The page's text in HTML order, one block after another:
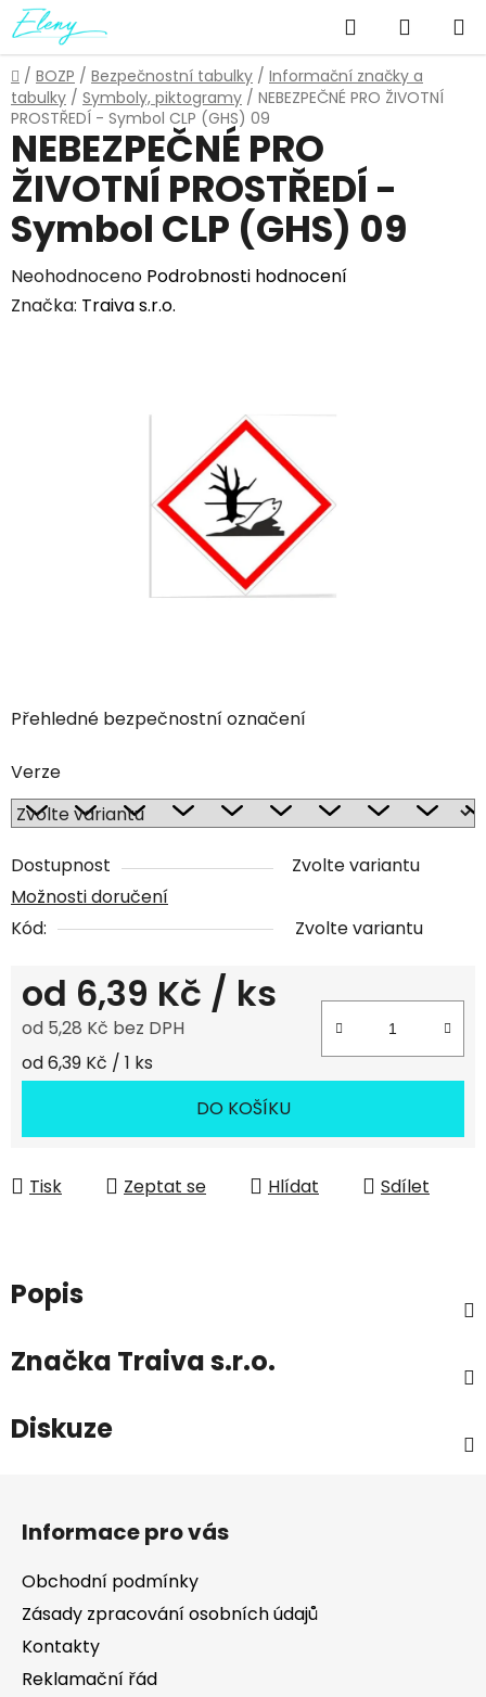
Přejít
na
obsah
Hledat
KOŠÍK
Domů
/ BOZP / Bezpečnostní tabulky / Informační značky a
tabulky / Symboly, piktogramy / NEBEZPEČNÉ PRO ŽIVOTNÍ
PROSTŘEDÍ - Symbol CLP (GHS) 09
Přehledné bezpečnostní označení
Verze
Dostupnost
Zvolte variantu
Možnosti doručení
Kód:
Zvolte variantu
od 6,39 Kč / ks
od 5,28 Kč bez DPH
Měrná cena:
od 6,39 Kč / 1 ks
DO KOŠÍKU
Tisk Zeptat se Hlídat Sdílet
NEBEZPEČNÉ PRO
ŽIVOTNÍ PROSTŘEDÍ -
Symbol CLP (GHS) 09
Průměrné
hodnocení
Neohodnoceno Podrobnosti hodnocení
Značka: Traiva s.r.o.
Popis
Značka Traiva s.r.o.
Diskuze
Informace pro vás
Obchodní podmínky
Zásady zpracování osobních údajů
Kontakty
Reklamační řád